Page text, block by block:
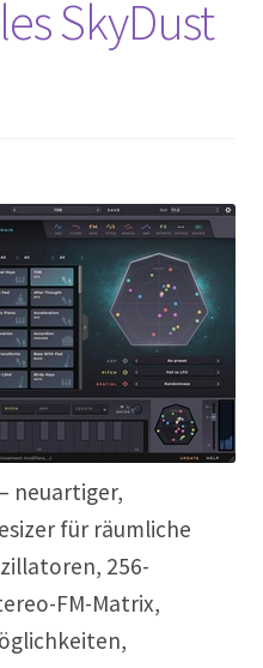
SkyDust
neuartiger,
für räumliche
256-
FM-Matrix,